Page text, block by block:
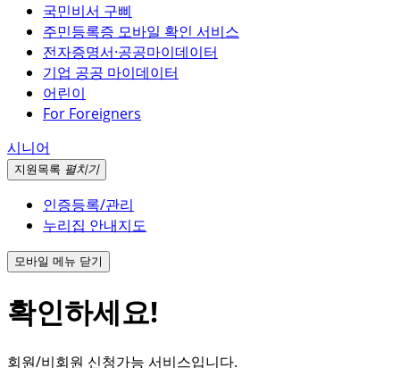
국민비서 구삐
주민등록증 모바일 확인 서비스
전자증명서·공공마이데이터
기업 공공 마이데이터
어린이
For Foreigners
시니어
지원 목록 펼치기
인증등록/관리
누리집 안내지도
모바일 메뉴 닫기
확인하세요!
회원/비회원 신청가능 서비스입니다.